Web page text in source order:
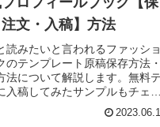
文・入稿】方法
読みたいと言われるファッショ
のテンプレート原稿保存方法・
法について解説します。無料テ
稿してみたサンプルもチェッ